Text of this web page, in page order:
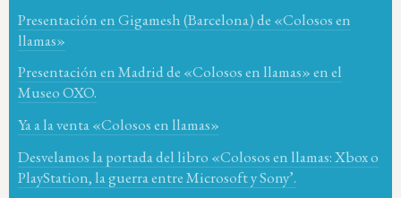
Presentación en Gigamesh (Barcelona) de «Colosos en
llamas»
Presentación en Madrid de «Colosos en llamas» en el
Museo OXO.
Ya a la venta «Colosos en llamas»
Desvelamos la portada del libro «Colosos en llamas: Xbox o
PlayStation, la guerra entre Microsoft y Sony’.